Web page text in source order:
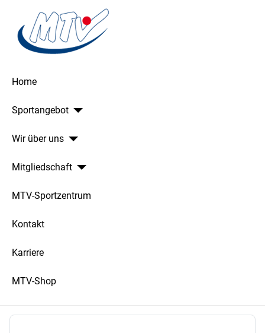
Home
Sportangebot
Wir über uns
Mitgliedschaft
MTV-Sportzentrum
Kontakt
Karriere
MTV-Shop